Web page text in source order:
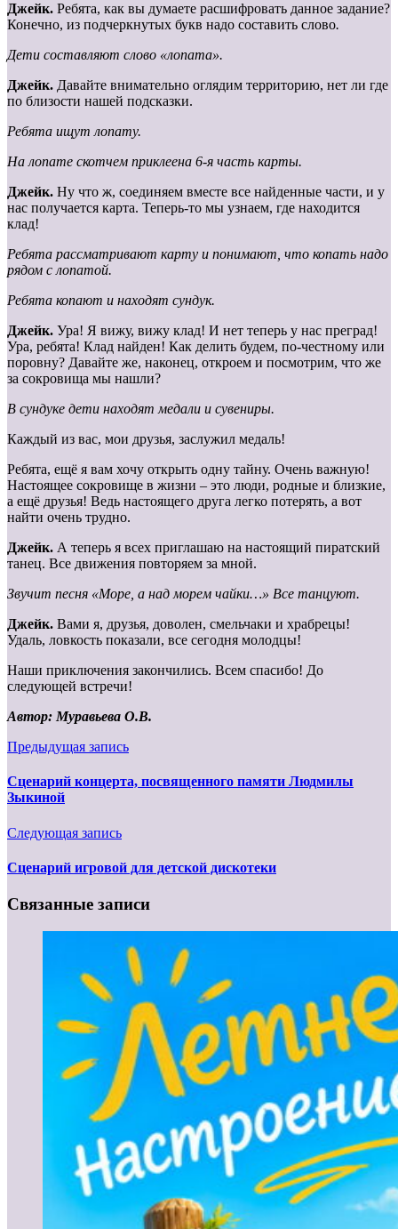
Джейк. Ребята, как вы думаете расшифровать данное задание?
Конечно, из подчеркнутых букв надо составить слово.
Дети составляют слово «лопата».
Джейк. Давайте внимательно оглядим территорию, нет ли где
по близости нашей подсказки.
Ребята ищут лопату.
На лопате скотчем приклеена 6-я часть карты.
Джейк. Ну что ж, соединяем вместе все найденные части, и у
нас получается карта. Теперь-то мы узнаем, где находится
клад!
Ребята рассматривают карту и понимают, что копать надо
рядом с лопатой.
Ребята копают и находят сундук.
Джейк. Ура! Я вижу, вижу клад! И нет теперь у нас преград!
Ура, ребята! Клад найден! Как делить будем, по-честному или
поровну? Давайте же, наконец, откроем и посмотрим, что же
за сокровища мы нашли?
В сундуке дети находят медали и сувениры.
Каждый из вас, мои друзья, заслужил медаль!
Ребята, ещё я вам хочу открыть одну тайну. Очень важную!
Настоящее сокровище в жизни – это люди, родные и близкие,
а ещё друзья! Ведь настоящего друга легко потерять, а вот
найти очень трудно.
Джейк. А теперь я всех приглашаю на настоящий пиратский
танец. Все движения повторяем за мной.
Звучит песня «Море, а над морем чайки…» Все танцуют.
Джейк. Вами я, друзья, доволен, смельчаки и храбрецы!
Удаль, ловкость показали, все сегодня молодцы!
Наши приключения закончились. Всем спасибо! До
следующей встречи!
Автор: Муравьева О.В.
Предыдущая запись
Сценарий концерта, посвященного памяти Людмилы
Зыкиной
Следующая запись
Сценарий игровой для детской дискотеки
Связанные записи